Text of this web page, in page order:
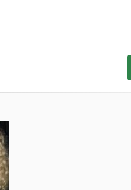
de ressources
for Tarifs